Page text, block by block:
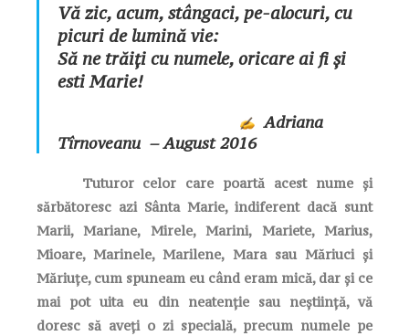
Vă zic, acum, stângaci, pe-alocuri, cu
picuri de lumină vie:
Să ne trăiți cu numele, oricare ai fi și
esti Marie!
Adriana
Tîrnoveanu – August 2016
Tuturor celor care poartă acest nume și
sărbătoresc azi Sânta Marie, indiferent dacă sunt
Marii, Mariane, Mirele, Marini, Mariete, Marius,
Mioare, Marinele, Marilene, Mara sau Măriuci și
Măriuțe, cum spuneam eu când eram mică, dar și ce
mai pot uita eu din neatenție sau neștiință, vă
doresc să aveți o zi specială, precum numele pe